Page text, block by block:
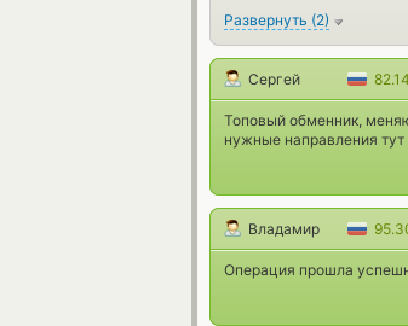
Развернуть (2)
Сергей
Топовый обменник,
нужные направления тут
Владамир
Операция прошла